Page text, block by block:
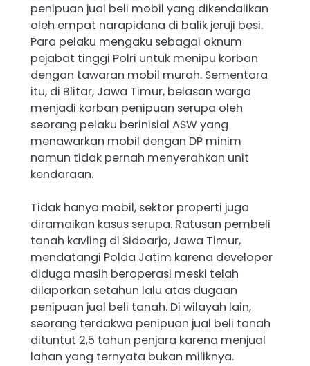
penipuan jual beli mobil yang dikendalikan
oleh empat narapidana di balik jeruji besi.
Para pelaku mengaku sebagai oknum
pejabat tinggi Polri untuk menipu korban
dengan tawaran mobil murah. Sementara
itu, di Blitar, Jawa Timur, belasan warga
menjadi korban penipuan serupa oleh
seorang pelaku berinisial ASW yang
menawarkan mobil dengan DP minim
namun tidak pernah menyerahkan unit
kendaraan.
Tidak hanya mobil, sektor properti juga
diramaikan kasus serupa. Ratusan pembeli
tanah kavling di Sidoarjo, Jawa Timur,
mendatangi Polda Jatim karena developer
diduga masih beroperasi meski telah
dilaporkan setahun lalu atas dugaan
penipuan jual beli tanah. Di wilayah lain,
seorang terdakwa penipuan jual beli tanah
dituntut 2,5 tahun penjara karena menjual
lahan yang ternyata bukan miliknya.